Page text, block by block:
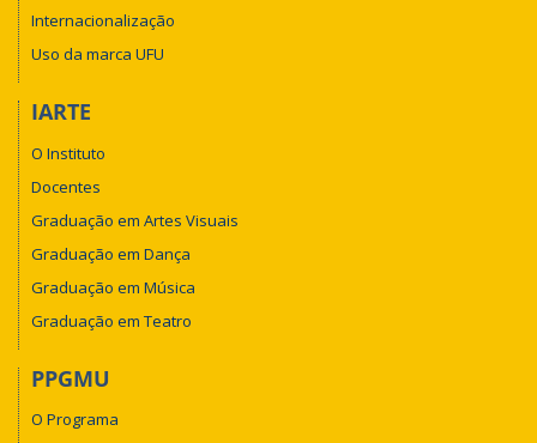
Internacionalização
Uso da marca UFU
IARTE
O Instituto
Docentes
Graduação em Artes Visuais
Graduação em Dança
Graduação em Música
Graduação em Teatro
PPGMU
O Programa